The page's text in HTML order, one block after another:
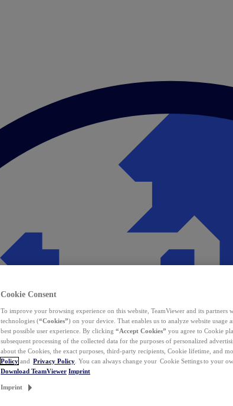
Cookie Consent
To improve your browsing experience on this website, TeamViewer and its partners
technologies (“Cookies”) on your device. That enables us to analyze website
best possible user experience. By clicking “Accept Cookies” you agree to Cookie
subsequent processing of the collected data for the purposes of personalized
about the Cookies, the exact purposes, third-party recipients, Cookie lifetime, and
Policy and Privacy Policy . You can always change your Cookie Settings to your
Download TeamViewer Imprint
Imprint